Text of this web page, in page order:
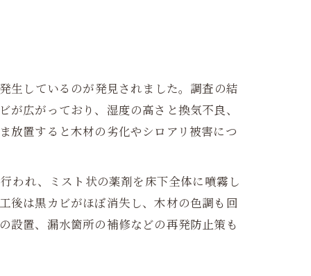
生しているのが発見されました。調査の結
広がっており、湿度の高さと換気不良、
放置すると木材の劣化やシロアリ被害につ
われ、ミスト状の薬剤を床下全体に噴霧し
後は黒カビがほぼ消失し、木材の色調も回
設置、漏水箇所の補修などの再発防止策も